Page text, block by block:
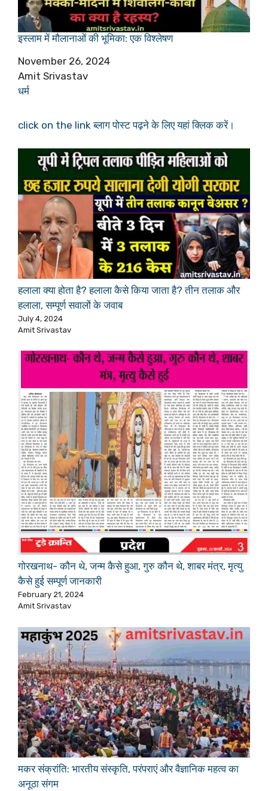
इस्लाम में मौलानाओं की भूमिका: एक विश्लेषण
Date
November 26, 2024
Author
Amit Srivastav
In relation to
धर्म
click on the link ब्लाग पोस्ट पढ़ने के लिए यहां क्लिक करें।
हलाला क्या होता है? हलाला कैसे किया जाता है? तीन तलाक और
हलाला, सम्पूर्ण सवालों के जवाब
July 4, 2024
Amit Srivastav
गोरखनाथ- कौन थे, जन्म कैसे हुआ, गुरु कौन थे, शाबर मंत्र, मृत्यु
कैसे हुई सम्पूर्ण जानकारी
February 21, 2024
Amit Srivastav
मकर संक्रांति: भारतीय संस्कृति, परंपराएं और वैज्ञानिक महत्व का
अनूठा संगम